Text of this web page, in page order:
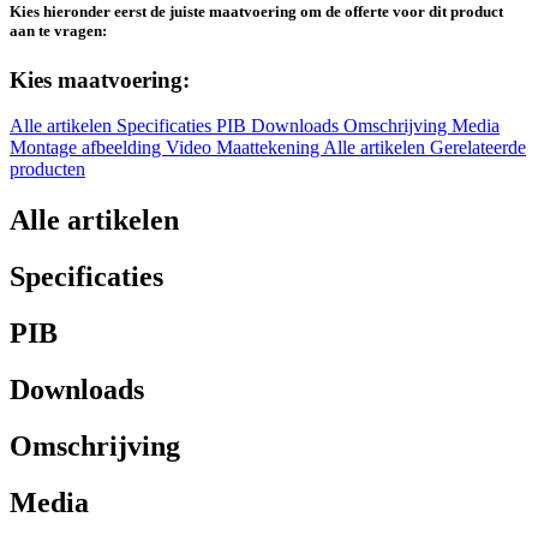
Kies hieronder eerst de juiste maatvoering om de offerte voor dit product
aan te vragen:
Kies maatvoering:
Alle artikelen Specificaties PIB Downloads Omschrijving Media
Montage afbeelding Video MaattekeningAlle artikelen Gerelateerde
producten
Alle artikelen
Specificaties
PIB
Downloads
Omschrijving
Media